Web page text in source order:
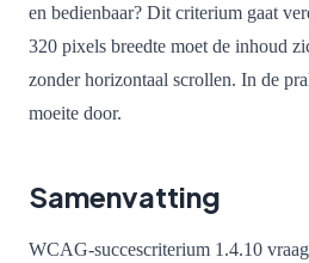
en bedienbaar? Dit criterium gaat
320 pixels breedte moet de inhoud
zonder horizontaal scrollen. In de
moeite door.
Samenvatting
WCAG-succescriterium 1.4.10